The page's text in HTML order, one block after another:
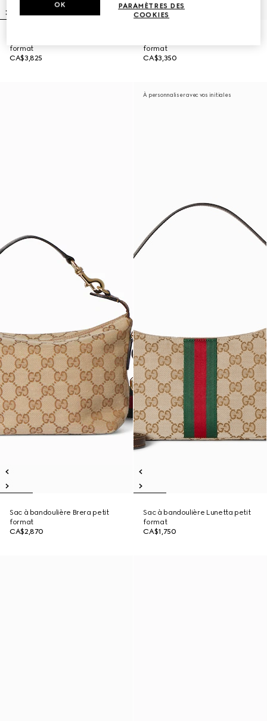
format
CA$3,825
format
CA$3,350
Sac à bandoulière Brera petit
format
CA$2,870
À personnaliser avec vos initiales
Sac à bandoulière Lunetta petit
format
CA$1,750
PARAMÈTRES DES
COOKIES
OK